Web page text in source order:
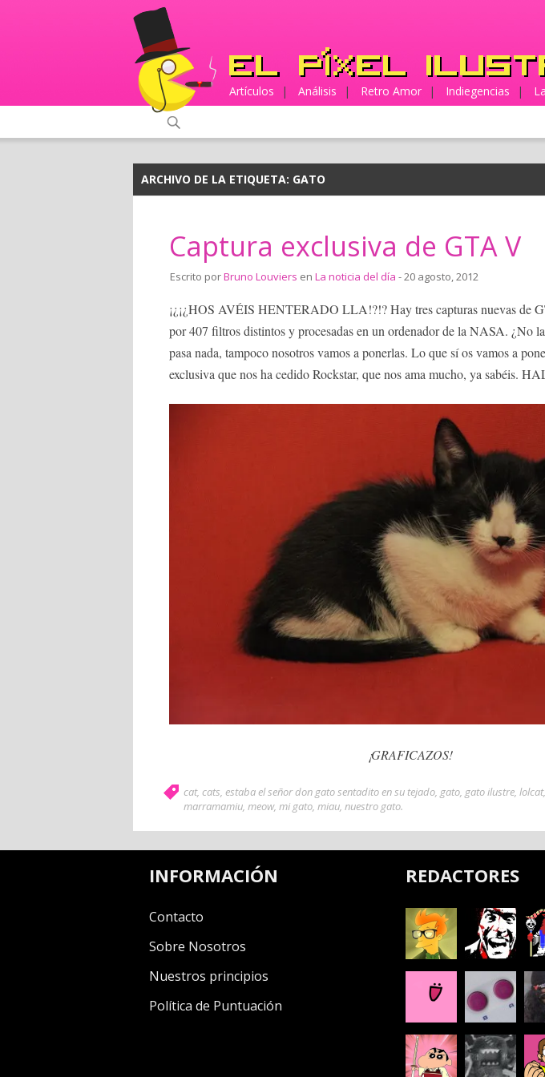
Artículos | Análisis | Retro Amor | Indiegencias |
ARCHIVO DE LA ETIQUETA: GATO
Captura exclusiva de GTA V
Escrito porBruno Louviers en La noticia del día - 20 agosto, 2012
¡¿¡¿HOS AVÉIS HENTERADO LLA!?!? Hay tres capturas nuevas de
por 407 filtros distintos y procesadas en un ordenador de la NASA. ¿No
pasa nada, tampoco nosotros vamos a ponerlas. Lo que sí os vamos a
exclusiva que nos ha cedido Rockstar, que nos ama mucho, ya sabéis.
¡GRAFICAZOS!
cat, cats, estaba el señor don gato sentadito en su tejado, gato, gato ilustre, lolcat,
marramamiu, meow, mi gato, miau, nuestro gato.
INFORMACIÓN
Contacto
Sobre Nosotros
Nuestros principios
Política de Puntuación
REDACTORES